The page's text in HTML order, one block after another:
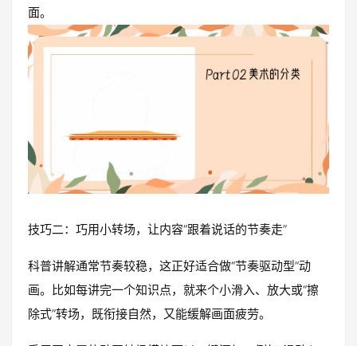
面。
技巧二：巧用小转场，让内容“跟着说话的节奏走”
科普讲解通常节奏较稳，这正好适合做“节奏驱动型”动
画。比如每讲完一个知识点，就来个小滑入、放大或“擦
除式”转场，既衔接自然，又能缓解画面疲劳。